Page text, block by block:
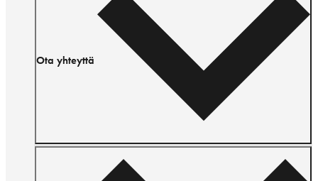
Ota yhteyttä